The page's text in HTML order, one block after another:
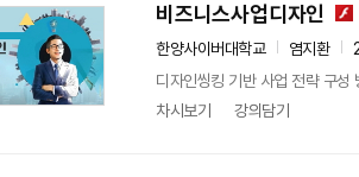
비즈니스사업디자인
한양사이버대학교 염지환
디자인씽킹 기반 사업 전략 구성
차시보기
강의담기